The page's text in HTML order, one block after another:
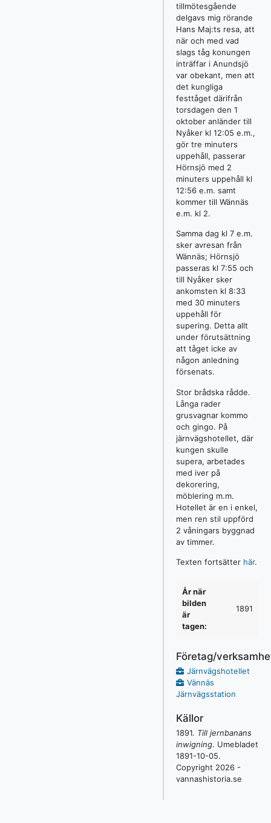
tillmötesgående
delgavs mig rörande
Hans Maj:ts resa, att
när och med vad
slags tåg konungen
inträffar i Anundsjö
var obekant, men att
det kungliga
festtåget därifrån
torsdagen den 1
oktober anländer till
Nyåker kl 12:05 e.m.,
gör tre minuters
uppehåll, passerar
Hörnsjö med 2
minuters uppehåll kl
12:56 e.m. samt
kommer till Wännäs
e.m. kl 2.
Samma dag kl 7 e.m.
sker avresan från
Wännäs; Hörnsjö
passeras kl 7:55 och
till Nyåker sker
ankomsten kl 8:33
med 30 minuters
uppehåll för
supering. Detta allt
under förutsättning
att tåget icke av
någon anledning
försenats.
Stor brådska rådde.
Långa rader
grusvagnar kommo
och gingo. På
järnvägshotellet, där
kungen skulle
supera, arbetades
med iver på
dekorering,
möblering m.m.
Hotellet är en i enkel,
men ren stil uppförd
2 våningars byggnad
av timmer.
Texten fortsätter här.
År när
bilden
är
tagen:
1891
Företag/
Järnvägshotellet
Vännäs
Järnvägsstation
Källor
1891. Till jernbanans
inwigning. Umebladet
1891-10-05.
Copyright 2026 -
vannashistoria.se